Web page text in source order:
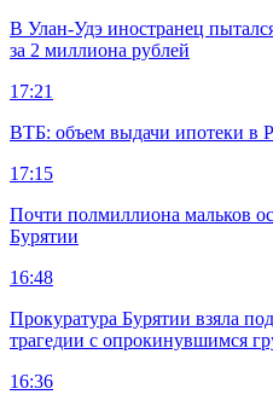
В Улан-Удэ иностранец
за 2 миллиона рублей
17:21
ВТБ: объем выдачи ипотеки в
17:15
Почти полмиллиона мальков
Бурятии
16:48
Прокуратура Бурятии взяла
трагедии с опрокинувшимся
16:36